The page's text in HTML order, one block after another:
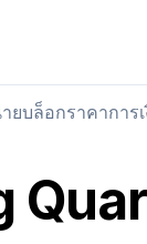
ยบล็อกราคาการ